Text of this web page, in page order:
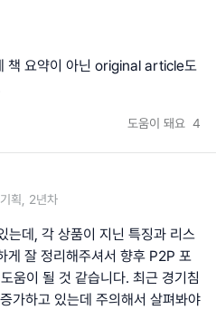
책 요약이 아닌 original article도
도움이 돼요 4
획, 2년차
는데, 각 상품이 지닌 특징과 리스
게 잘 정리해주셔서 향후 P2P 포
움이 될 것 같습니다. 최근 경기침
가하고 있는데 주의해서 살펴봐야